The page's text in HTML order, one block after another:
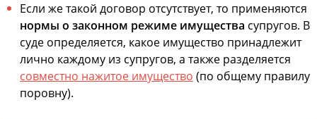
Если же такой договор отсутствует, то применяются
нормы о законном режиме имущества супругов. В
суде определяется, какое имущество принадлежит
лично каждому из супругов, а также разделяется
совместно нажитое имущество (по общему правилу
поровну).